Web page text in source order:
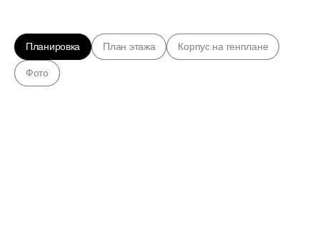
Планировка План этажа Корпус на генплане
Фото